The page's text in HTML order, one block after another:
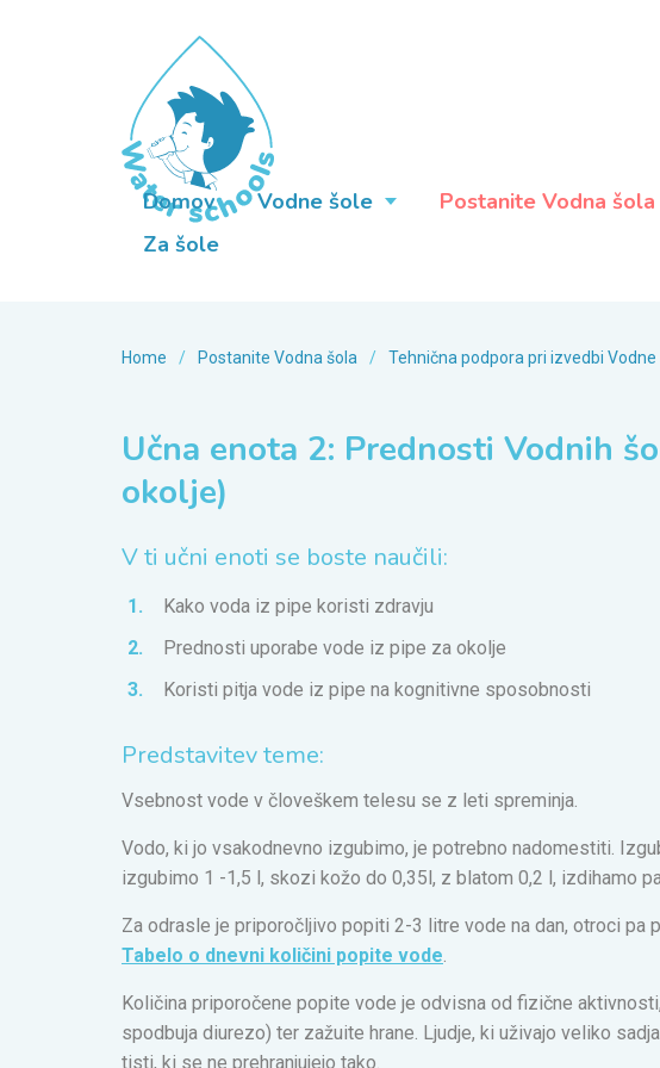
Domov Vodne šole Postanite Vodna šola
Za šole
Home / Postanite Vodna šola / Tehnična podpora pri izvedbi Vodne
Učna enota 2: Prednosti Vodnih
okolje)
V ti učni enoti se boste naučili:
Kako voda iz pipe koristi zdravju
Prednosti uporabe vode iz pipe za okolje
Koristi pitja vode iz pipe na kognitivne sposobnosti
Predstavitev teme:
Vsebnost vode v človeškem telesu se z leti spreminja.
Vodo, ki jo vsakodnevno izgubimo, je potrebno nadomestiti.
izgubimo 1 -1,5 l, skozi kožo do 0,35l, z blatom 0,2 l, izdihamo
Za odrasle je priporočljivo popiti 2-3 litre vode na dan, otroci pa
Tabelo o dnevni količini popite vode
Količina priporočene popite vode je odvisna od fizične
spodbuja diurezo) ter zažuite hrane. Ljudje, ki uživajo veliko
tisti, ki se ne prehranjujejo tako.